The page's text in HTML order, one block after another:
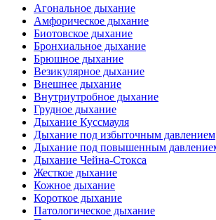
Агональное дыхание
Амфорическое дыхание
Биотовское дыхание
Бронхиальное дыхание
Брюшное дыхание
Везикулярное дыхание
Внешнее дыхание
Внутриутробное дыхание
Грудное дыхание
Дыхание Куссмауля
Дыхание под избыточным давлением
Дыхание под повышенным
Дыхание Чейна-Стокса
Жесткое дыхание
Кожное дыхание
Короткое дыхание
Патологическое дыхание